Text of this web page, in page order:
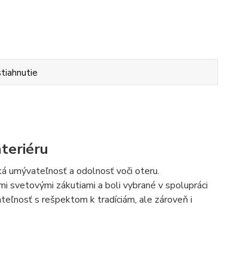
umývateľnosť a odolnosť voči oteru.
svetovými zákutiami a boli vybrané v spolupráci
s rešpektom k tradíciám, ale zároveň i